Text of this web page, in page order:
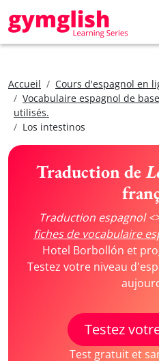
Accueil
Cours d'espagnol en
Vocabulaire espagnol de
utilisés.
Los intestinos
Traduction de
Traduction espagnol
fiches de vocabulaire
Hotel Borbollón et
Testez votre niveau
Testez
Test gratuit et